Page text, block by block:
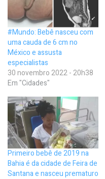
#Mundo: Bebê nasceu com
uma cauda de 6 cm no
México e assusta
especialistas
30 novembro 2022 - 20h38
Em "Cidades"
Primeiro bebê de 2019 na
Bahia é da cidade de Feira de
Santana e nasceu prematuro